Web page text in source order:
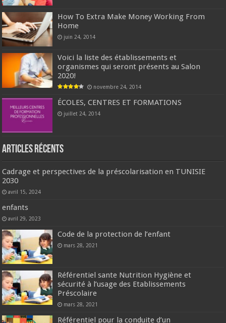
How To Extra Make Money Working From
Home
juin 24, 2014
Voici la liste des établissements et
organismes qui seront présents au Salon
2020!
novembre 24, 2014
ÉCOLES, CENTRES ET FORMATIONS
juillet 24, 2014
Articles récents
Cadrage et perspectives de la préscolarisation en TUNISIE
2030
avril 15, 2024
enfants
avril 29, 2023
Code de la protection de l’enfant
mars 28, 2021
Référentiel sante Nutrition Hygiène et
sécurité à l’usage des Etablissements
Préscolaire
mars 28, 2021
Référentiel pour la conduite d’un